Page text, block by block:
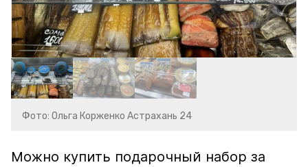
Фото: Ольга Корженко Астрахань 24
Можно купить подарочный набор за